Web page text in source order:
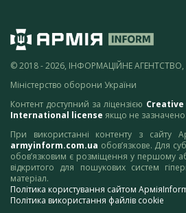
© 2018 - 2026, ІНФОРМАЦІЙНЕ АГЕНТСТВО,
Міністерство оборони України
Контент доступний за ліцензією
International license якщо не
При використанні контенту з сайту
armyinform.com.ua обов’язкове. Для
обов’язковим є розміщення у першому
відкритого для пошукових систем
матеріал.
Політика користування сайтом
Політика використання файлів cookie